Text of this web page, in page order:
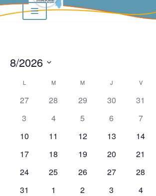
8/2026
date.
CALENDRIER
DE
ÉVÈNEMENTS
L M M J V
27 28 29 30 31
3
4 5 6 7
10
11 12 13 14
17
18 19 20 21
24
25 26 27 28
31
1 2 3 4